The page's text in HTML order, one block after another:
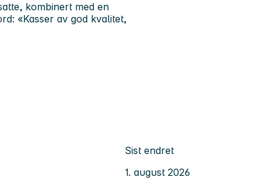
kombinert med en
«Kasser av god kvalitet,
Sist endret
1. august 2026